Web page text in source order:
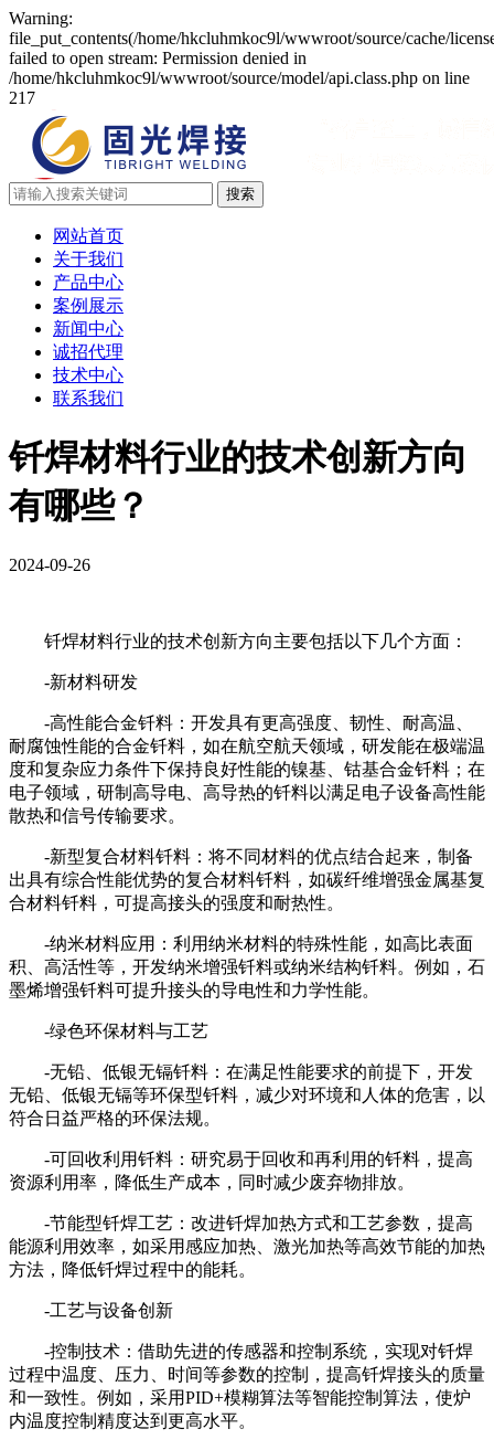
Warning:
file_put_contents(/home/hkcluhmkoc9l/wwwroot/source/cache/
failed to open stream: Permission denied in
/home/hkcluhmkoc9l/wwwroot/source/model/api.class.php on line
217
网站首页
关于我们
产品中心
案例展示
新闻中心
诚招代理
技术中心
联系我们
钎焊材料行业的技术创新方向
有哪些？
2024-09-26
钎焊材料行业的技术创新方向主要包括以下几个方面：
-新材料研发
-高性能合金钎料：开发具有更高强度、韧性、耐高温、
耐腐蚀性能的合金钎料，如在航空航天领域，研发能在极端温
度和复杂应力条件下保持良好性能的镍基、钴基合金钎料；在
电子领域，研制高导电、高导热的钎料以满足电子设备高性能
散热和信号传输要求。
-新型复合材料钎料：将不同材料的优点结合起来，制备
出具有综合性能优势的复合材料钎料，如碳纤维增强金属基复
合材料钎料，可提高接头的强度和耐热性。
-纳米材料应用：利用纳米材料的特殊性能，如高比表面
积、高活性等，开发纳米增强钎料或纳米结构钎料。例如，石
墨烯增强钎料可提升接头的导电性和力学性能。
-绿色环保材料与工艺
-无铅、低银无镉钎料：在满足性能要求的前提下，开发
无铅、低银无镉等环保型钎料，减少对环境和人体的危害，以
符合日益严格的环保法规。
-可回收利用钎料：研究易于回收和再利用的钎料，提高
资源利用率，降低生产成本，同时减少废弃物排放。
-节能型钎焊工艺：改进钎焊加热方式和工艺参数，提高
能源利用效率，如采用感应加热、激光加热等高效节能的加热
方法，降低钎焊过程中的能耗。
-工艺与设备创新
-控制技术：借助先进的传感器和控制系统，实现对钎焊
过程中温度、压力、时间等参数的控制，提高钎焊接头的质量
和一致性。例如，采用PID+模糊算法等智能控制算法，使炉
内温度控制精度达到更高水平。